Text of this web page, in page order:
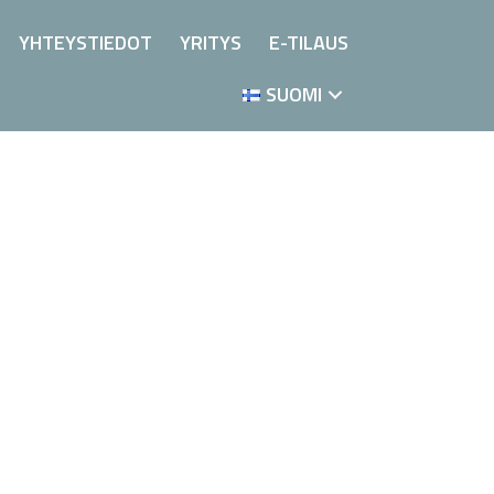
YHTEYSTIEDOT YRITYS
E-TILAUS
SUOMI